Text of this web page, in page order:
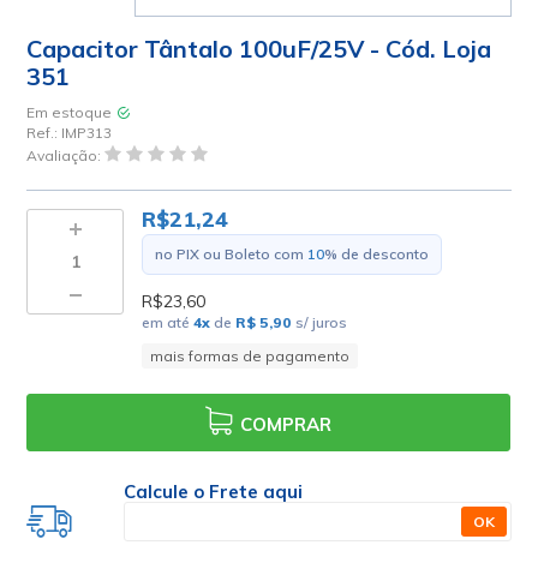
Capacitor Tântalo 100uF/25V - Cód. Loja
351
Em estoque
Ref.: IMP313
Avaliação:
R$21,24
no PIX ou Boleto com 10% de desconto
R$23,60
em até 4x de R$ 5,90 s/ juros
mais formas de pagamento
COMPRAR
Calcule o Frete aqui
OK